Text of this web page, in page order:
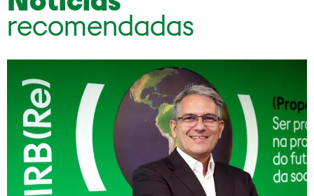
recomendadas